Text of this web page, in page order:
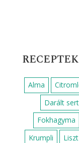
Alma
Darált
Fokhagyma
Krumpli
Liszt